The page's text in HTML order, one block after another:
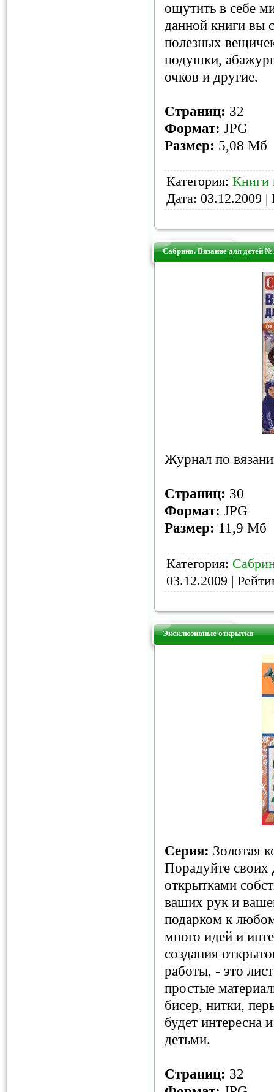
ощутить в себе
данной книги вы
полезных
подушки,
очков и другие.
Страниц: 32
Формат: JPG
Размер: 5,08 Мб
Категория: Книги
Дата: 03.12.2009 |
Сабрина. Вязание для детей
Журнал по
Страниц: 30
Формат: JPG
Размер: 11,9 Мб
Категория:
03.12.2009 |
Эксклюзивные открытки
Серия: Золотая
Порадуйте своих
открытками
ваших рук и
подарком к
много идей и
создания
работы, - это
простые
бисер, нитки,
будет интересна
детьми.
Страниц: 32